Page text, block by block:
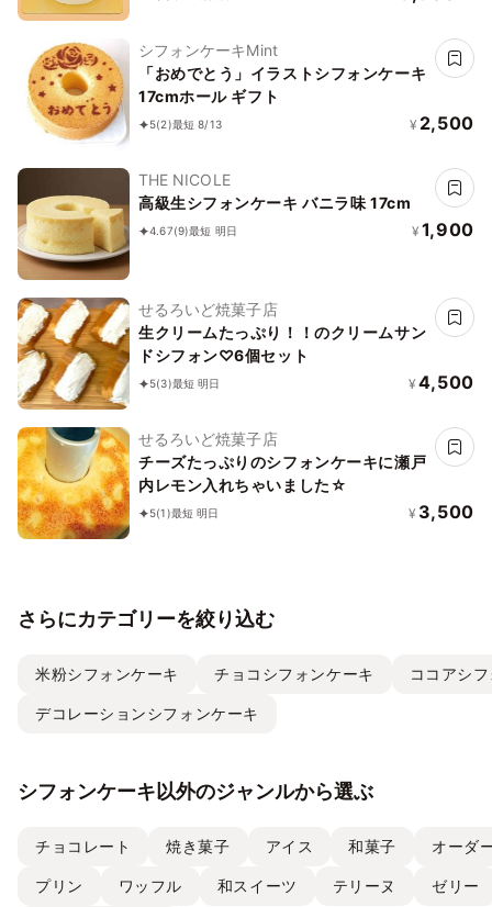
シフォンケーキMint
「おめでとう」イラストシフォンケーキ
17cmホール ギフト
5(2)最短 8/13 ¥ 2,500
THE NICOLE
高級生シフォンケーキ バニラ味 17cm
4.67(9)最短 明日 ¥ 1,900
せるろいど焼菓子店
生クリームたっぷり！！のクリームサン
ドシフォン♡6個セット
5(3)最短 明日 ¥ 4,500
せるろいど焼菓子店
チーズたっぷりのシフォンケーキに瀬戸
内レモン入れちゃいました☆
5(1)最短 明日 ¥ 3,500
さらにカテゴリーを絞り込む
米粉シフォンケーキ チョコシフォンケーキ ココアシ
デコレーションシフォンケーキ
シフォンケーキ以外のジャンルから選ぶ
チョコレート 焼き菓子 アイス 和菓子 オーダ
プリン ワッフル 和スイーツ テリーヌ ゼリー